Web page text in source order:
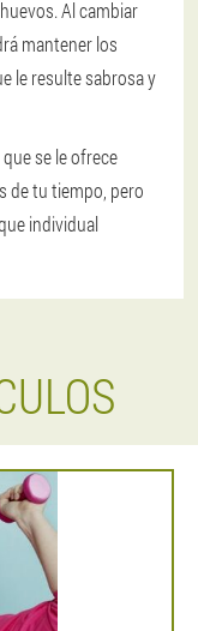
Al cambiar
mantener los
le resulte sabrosa y
se le ofrece
de tu tiempo, pero
individual